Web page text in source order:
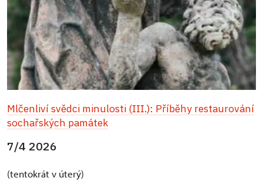
Mlčenliví svědci minulosti (III.): Příběhy restaurování
sochařských památek
7/4 2026
(tentokrát v úterý)